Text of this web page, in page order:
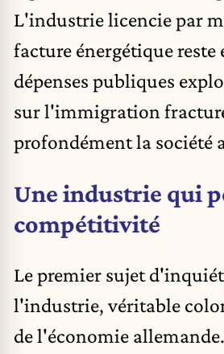
L'industrie licencie par
facture énergétique reste
dépenses publiques
sur l'immigration
profondément la société
Une industrie qui
compétitivité
Le premier sujet
l'industrie, véritable
de l'économie